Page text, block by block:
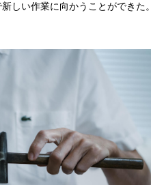
しい作業に向かうことができた。